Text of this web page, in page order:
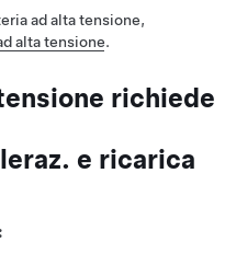
ad alta tensione,
alta tensione.
richiede
e ricarica